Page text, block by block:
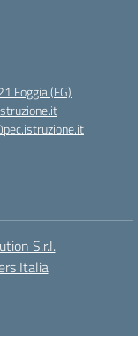
Foggia (FG)
S.r.l.
Italia